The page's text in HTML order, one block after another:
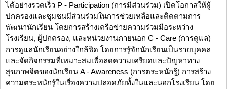
ได้อย่างรวดเร็ว P - Participation (การมีส่วนร่วม) เปิดโอกาสให้ผู้
ปกครองและชุมชนมีส่วนร่วมในการช่วยเหลือและติดตามการ
พัฒนานักเรียน โดยการสร้างเครือข่ายความร่วมมือระหว่าง
โรงเรียน, ผู้ปกครอง, และหน่วยงานภายนอก C - Care (การดูแล)
การดูแลนักเรียนอย่างใกล้ชิด โดยการรู้จักนักเรียนเป็นรายบุคคล
และจัดกิจกรรมที่เหมาะสมเพื่อลดความเครียดและปัญหาทาง
สุขภาพจิตของนักเรียน A - Awareness (การตระหนักรู้) การสร้าง
ความตระหนักรู้ในเรื่องความปลอดภัยทั้งในและนอกโรงเรียน โดย